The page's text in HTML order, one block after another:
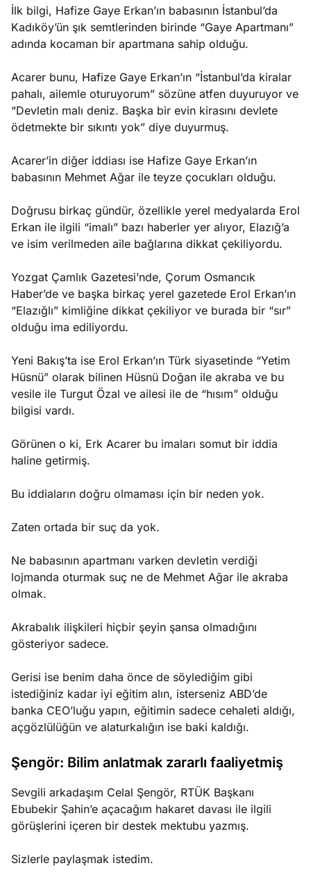
İlk bilgi, Hafize Gaye Erkan’ın babasının İstanbul’da
Kadıköy’ün şık semtlerinden birinde “Gaye Apartmanı”
adında kocaman bir apartmana sahip olduğu.
Acarer bunu, Hafize Gaye Erkan’ın “İstanbul’da kiralar
pahalı, ailemle oturuyorum” sözüne atfen duyuruyor ve
“Devletin malı deniz. Başka bir evin kirasını devlete
ödetmekte bir sıkıntı yok” diye duyurmuş.
Acarer’in diğer iddiası ise Hafize Gaye Erkan’ın
babasının Mehmet Ağar ile teyze çocukları olduğu.
Doğrusu birkaç gündür, özellikle yerel medyalarda Erol
Erkan ile ilgili “imalı” bazı haberler yer alıyor, Elazığ’a
ve isim verilmeden aile bağlarına dikkat çekiliyordu.
Yozgat Çamlık Gazetesi’nde, Çorum Osmancık
Haber’de ve başka birkaç yerel gazetede Erol Erkan’ın
“Elazığlı” kimliğine dikkat çekiliyor ve burada bir “sır”
olduğu ima ediliyordu.
Yeni Bakış’ta ise Erol Erkan’ın Türk siyasetinde “Yetim
Hüsnü” olarak bilinen Hüsnü Doğan ile akraba ve bu
vesile ile Turgut Özal ve ailesi ile de “hısım” olduğu
bilgisi vardı.
Görünen o ki, Erk Acarer bu imaları somut bir iddia
haline getirmiş.
Bu iddiaların doğru olmaması için bir neden yok.
Zaten ortada bir suç da yok.
Ne babasının apartmanı varken devletin verdiği
lojmanda oturmak suç ne de Mehmet Ağar ile akraba
olmak.
Akrabalık ilişkileri hiçbir şeyin şansa olmadığını
gösteriyor sadece.
Gerisi ise benim daha önce de söylediğim gibi
istediğiniz kadar iyi eğitim alın, isterseniz ABD’de
banka CEO’luğu yapın, eğitimin sadece cehaleti aldığı,
açgözlülüğün ve alaturkalığın ise baki kaldığı.
Şengör: Bilim anlatmak zararlı faaliyetmiş
Sevgili arkadaşım Celal Şengör, RTÜK Başkanı
Ebubekir Şahin’e açacağım hakaret davası ile ilgili
görüşlerini içeren bir destek mektubu yazmış.
Sizlerle paylaşmak istedim.